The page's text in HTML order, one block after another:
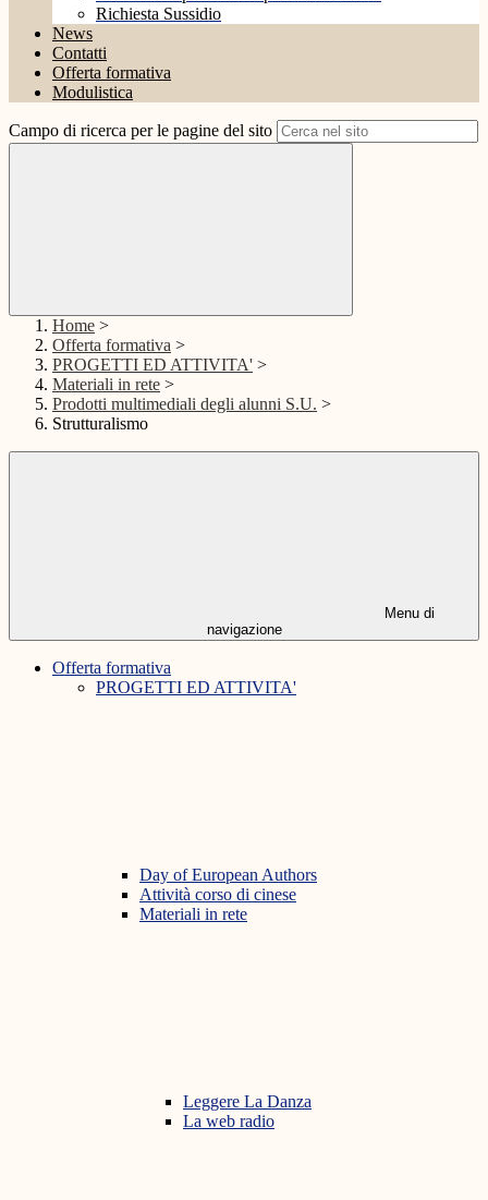
Richiesta Sussidio
News
Contatti
Offerta formativa
Modulistica
Campo di ricerca per le pagine del sito
Home >
Offerta formativa >
PROGETTI ED ATTIVITA' >
Materiali in rete >
Prodotti multimediali degli alunni S.U. >
Strutturalismo
Menu di
navigazione
Offerta formativa
PROGETTI ED ATTIVITA'
Day of European Authors
Attività corso di cinese
Materiali in rete
Leggere La Danza
La web radio